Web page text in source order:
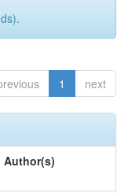
1 next
Author(s)